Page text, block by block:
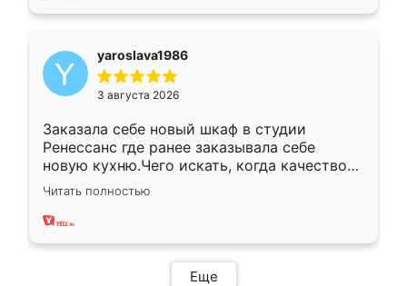
yaroslava1986
3 августа 2026
Заказала себе новый шкаф в студии
Ренессанс где ранее заказывала себе
новую кухню.Чего искать, когда качеством
вполне довольна. Служит кухня уже почти
два года, нареканий нет.
Читать полностью
Еще